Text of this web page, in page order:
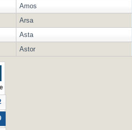
Amos
Arsa
Asta
Astor